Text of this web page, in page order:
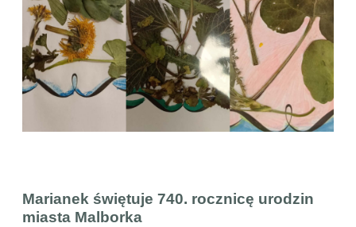
Marianek świętuje 740. rocznicę urodzin
miasta Malborka